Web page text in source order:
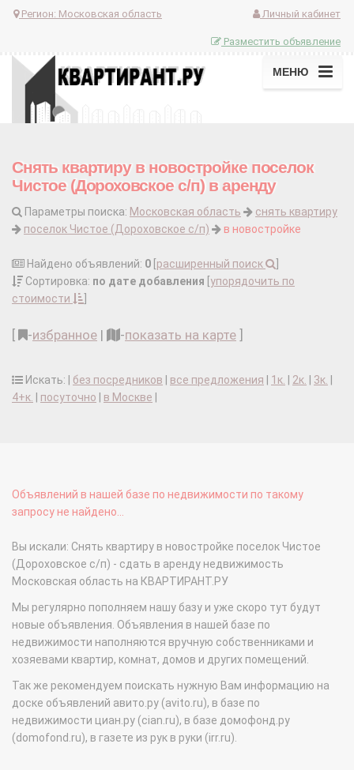
Регион: Московская область Личный кабинет
Разместить объявление
МЕНЮ
Снять квартиру в новостройке поселок
Чистое (Дороховское с/п) в аренду
Параметры поиска: Московская область
снять квартиру
поселок Чистое (Дороховское с/п)
в новостройке
Найдено объявлений: 0 расширенный поиск
Сортировка: по дате добавления упорядочить по
стоимости
-избранное | -показать на карте
Искать: | без посредников все предложения 1к. 2к. 3к.
4+к.
посуточно в Москве
Объявлений в нашей базе по недвижимости по такому
запросу не найдено...
Вы искали: Снять квартиру в новостройке поселок Чистое
(Дороховское с/п) - сдать в аренду недвижимость
Московская область на КВАРТИРАНТ.РУ
Мы регулярно пополняем нашу базу и уже скоро тут будут
новые объявления. Объявления в нашей базе по
недвижимости наполняются вручную собственниками и
хозяевами квартир, комнат, домов и других помещений.
Так же рекомендуем поискать нужную Вам информацию на
доске объявлений авито.ру (avito.ru), в базе по
недвижимости циан.ру (cian.ru), в базе домофонд.ру
(domofond.ru), в газете из рук в руки (irr.ru).